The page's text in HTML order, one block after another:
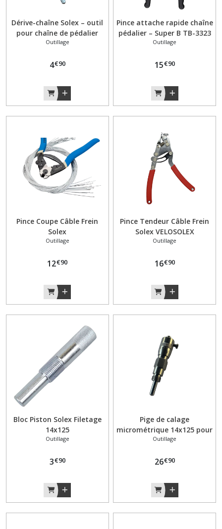
Dérive-chaîne Solex – outil
pour chaîne de pédalier
Outillage
4€90
Pince attache rapide chaîne
pédalier – Super B TB-3323
– Solex
Outillage
15€90
Pince Coupe Câble Frein
Solex
Outillage
12€90
Pince Tendeur Câble Frein
Solex VELOSOLEX
Outillage
16€90
Bloc Piston Solex Filetage
14x125
Outillage
3€90
Pige de calage
micrométrique 14x125 pour
allumage SOLEX VELOSOLEX
Outillage
26€90
Carter
et
capotage
Echappement
(3)
(5)
Boue
(8)
Joints
et
Feu